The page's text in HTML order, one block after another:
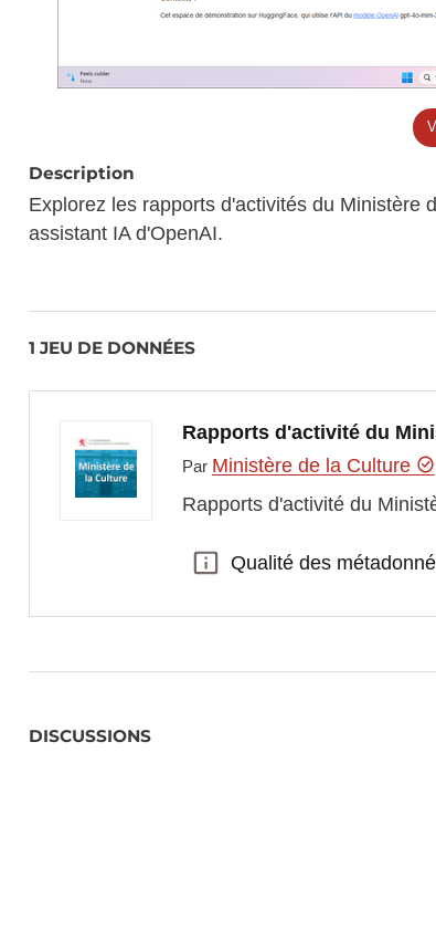
Description
Explorez les rapports d'activités du Ministère
assistant IA d'OpenAI.
1 JEU DE DONNÉES
Rapports d'activité du
Par Ministère de la Culture
Rapports d'activité du
Qualité des métadonnées :
Qualité des
DISCUSSIONS